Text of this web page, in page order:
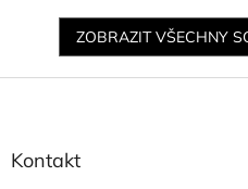
ZOBRAZIT VŠECHNY
Z
Kontakt